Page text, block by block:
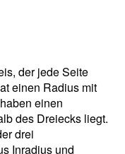
der jede Seite
einen Radius mit
einen
des Dreiecks liegt.
drei
Inradius und